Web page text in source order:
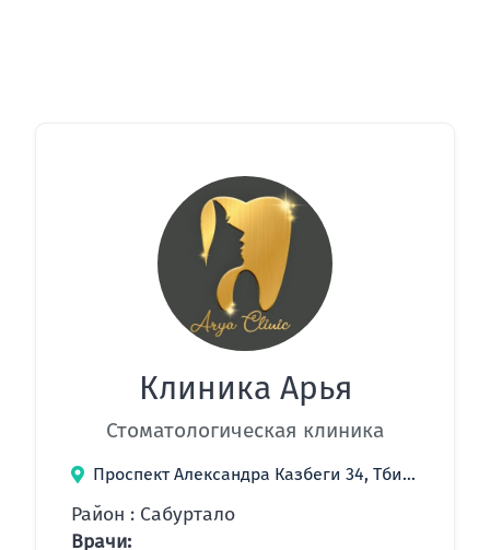
Клиника Арья
Стоматологическая клиника
Проспект Александра Казбеги 34, Тбилиси, Грузия
Район : Сабуртало
Врачи: